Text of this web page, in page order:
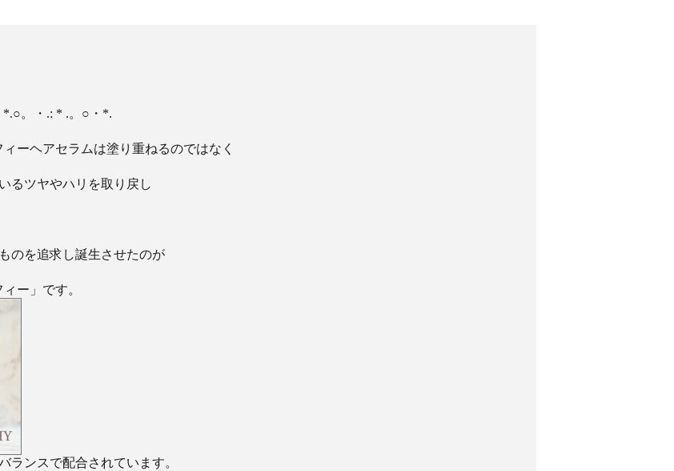
。・.: * .。○・*.
ーヘアセラムは塗り重ねるのではなく
るツヤやハリを取り戻し
のを追求し誕生させたのが
ー」です。
ランスで配合されています。